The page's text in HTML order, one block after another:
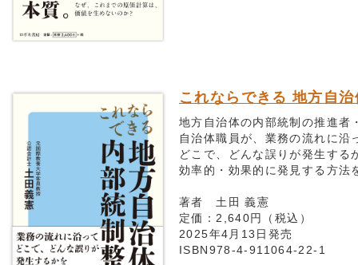
これならできる 地方自
地方自治体の内部統制の推進者
自治体職員が、業務の流れに沿
どこで、どんな誤りが発生する
効率的・効果的に発見する方法
著者 土田 義憲
定価：2,640円（税込）
2025年4月13日発売
ISBN978-4-911064-22-1